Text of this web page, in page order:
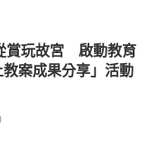
賞玩故宮 啟動教育
案成果分享」活動